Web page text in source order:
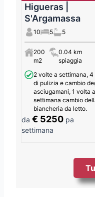
Higueras |
S'Argamassa
10 5 5
200
m2
0.04 km
spiaggia
2 volte a settimana, 4
di pulizia e cambio
asciugamani, 1 volta a
settimana cambio
biancheria da letto.
da€ 5250 pa
settimana